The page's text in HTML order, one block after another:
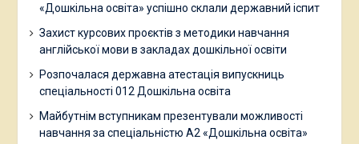
«Дошкільна освіта» успішно склали державний іспит
Захист курсових проєктів з методики навчання
англійської мови в закладах дошкільної освіти
Розпочалася державна атестація випускниць
спеціальності 012 Дошкільна освіта
Майбутнім вступникам презентували можливості
навчання за спеціальністю А2 «Дошкільна освіта»